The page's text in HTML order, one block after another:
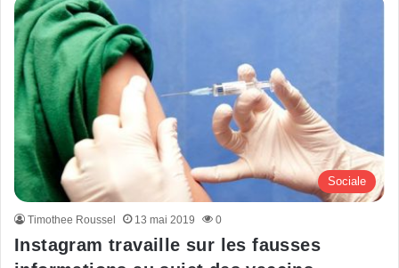
Sociale
Timothee Roussel 13 mai 2019 0
Instagram travaille sur les fausses